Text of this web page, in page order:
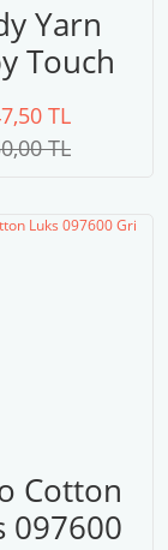
Yarn
Touch
TL
TL
Cotton
097600